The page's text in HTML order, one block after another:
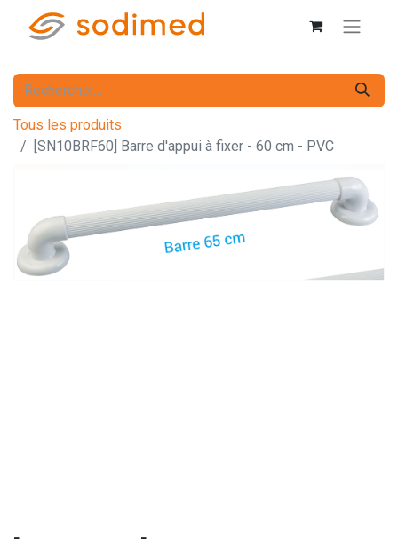
Tous les produits
[SN10BRF60] Barre d'appui à fixer - 60 cm - PVC